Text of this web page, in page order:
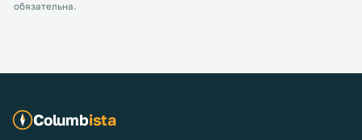
обязательна.
Columbista